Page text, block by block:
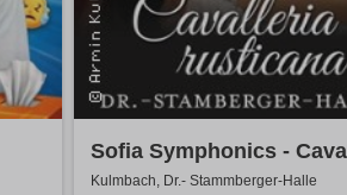
Sofia Symphonics -
Rusticana | Ljubka
Kulmbach, Dr.- Stammberger-Halle